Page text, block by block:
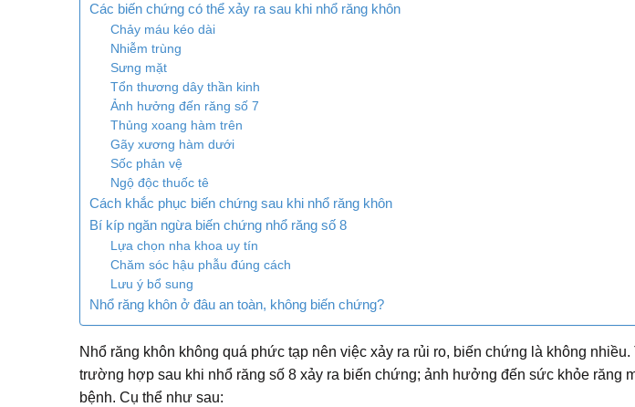
Các biến chứng có thể xảy ra sau khi nhổ răng khôn
Chảy máu kéo dài
Nhiễm trùng
Sưng mặt
Tổn thương dây thần kinh
Ảnh hưởng đến răng số 7
Thủng xoang hàm trên
Gãy xương hàm dưới
Sốc phản vệ
Ngộ độc thuốc tê
Cách khắc phục biến chứng sau khi nhổ răng khôn
Bí kíp ngăn ngừa biến chứng nhổ răng số 8
Lựa chọn nha khoa uy tín
Chăm sóc hậu phẫu đúng cách
Lưu ý bổ sung
Nhổ răng khôn ở đâu an toàn, không biến chứng?
Nhổ răng khôn không quá phức tạp nên việc xảy ra rủi ro, biến chứng là không
trường hợp sau khi nhổ răng số 8 xảy ra biến chứng; ảnh hưởng đến sức khỏe răng
bệnh. Cụ thể như sau: